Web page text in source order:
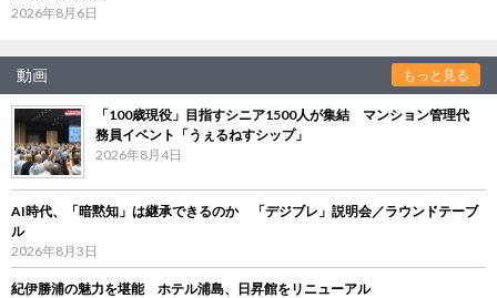
2026年8月6日
動画 もっと見る
「100歳現役」目指すシニア1500人が集結 マンション管理代
務員イベント「うぇるねすシップ」
2026年8月4日
AI時代、「暗黙知」は継承できるのか 「デジブレ」説明会／ラウンドテーブ
ル
2026年8月3日
紀伊勝浦の魅力を堪能 ホテル浦島、日昇館をリニューアル